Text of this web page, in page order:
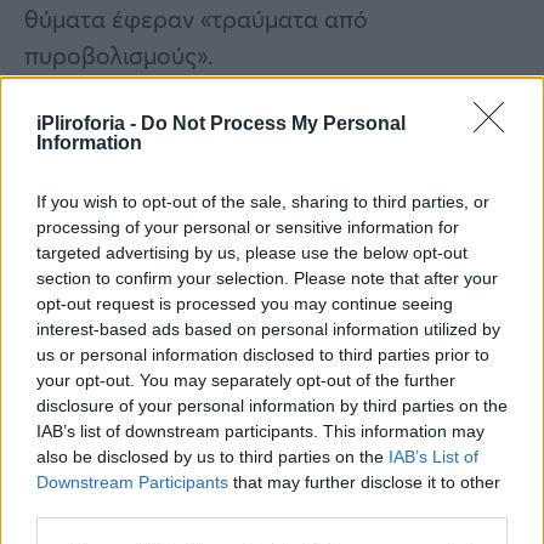
iPliroforia - Do Not Process My Personal
Information
If you wish to opt-out of the sale, sharing to third parties, or
processing of your personal or sensitive information for
targeted advertising by us, please use the below opt-out
section to confirm your selection. Please note that after your
opt-out request is processed you may continue seeing
interest-based ads based on personal information utilized by
us or personal information disclosed to third parties prior to
your opt-out. You may separately opt-out of the further
disclosure of your personal information by third parties on the
IAB’s list of downstream participants. This information may
also be disclosed by us to third parties on the IAB’s List of
Downstream Participants that may further disclose it to other
θύματα έφεραν «τραύματα από
πυροβολισμούς».
Ο ρεπουμπλικάνος κυβερνήτης της Γιούτα, ο
Σπένσερ Κοξ, κάλεσε τους συμπολίτες του να
προσευχηθούν για τους 7.000 κατοίκους της
πόλης Ίνοχ που έχει συγκλονιστεί από αυτό
το στυγερό έγκλημα.
Την οδύνη του εξέφρασε το προεδρικό
ζεύγος των ΗΠΑ, που «θρηνεί μαζί με τους
κατοίκους της πόλης Ίνοχ», σύμφωνα με
ανακοίνωση του Λευκού Οίκου. «Πολλοί
Αμερικανοί έχουν χάσει αγαπημένα τους